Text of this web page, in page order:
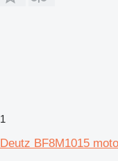
1
Deutz BF8M1015